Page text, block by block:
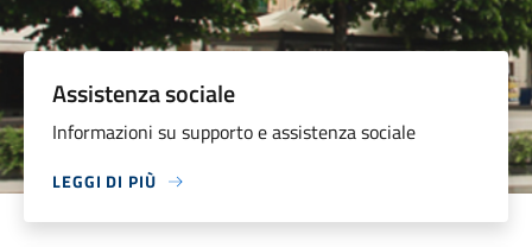
Assistenza sociale
Informazioni su supporto e assistenza sociale
LEGGI DI PIÙ